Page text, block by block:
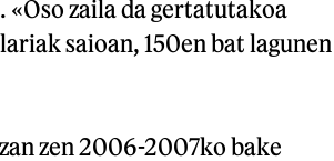
«Oso zaila da gertatutakoa
saioan, 150en bat lagunen
zen 2006-2007ko bake